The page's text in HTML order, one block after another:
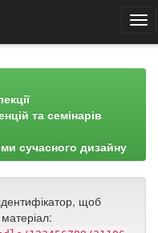
та семінарів
сучасного дизайну
щоб